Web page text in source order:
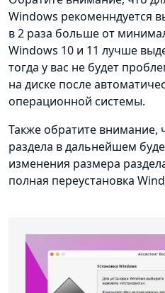
Windows рекоменндуется
в 2 раза больше от
Windows 10 и 11 лучше
тогда у вас не будет
на диске после
операционной системы.
Также обратите внимание,
раздела в дальнейшем
изменения размера
полная переустановка